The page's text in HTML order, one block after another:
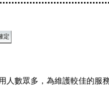
人數眾多，為維護較佳的服